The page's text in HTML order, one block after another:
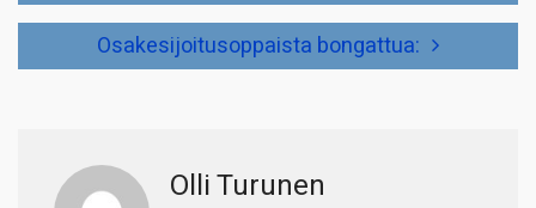
Osakesijoitusoppaista bongattua:
Olli Turunen